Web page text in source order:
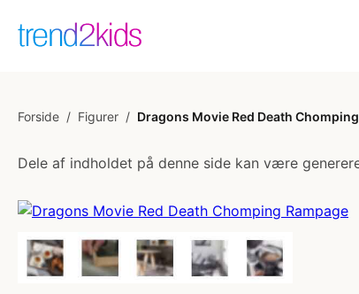
Forside / Figurer / Dragons Movie Red Death
Dele af indholdet på denne side kan være